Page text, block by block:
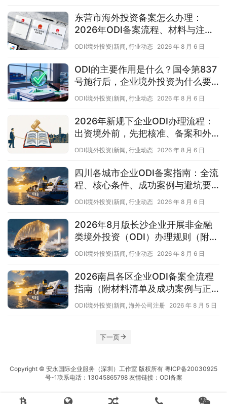
东营市海外投资备案怎么办理：
2026年ODI备案流程、材料与注意
事项（附材料清单及成功案例与正
ODI(境外投资)新闻, 行业动态 2026 年 8 月 6 日
ODI的主要作用是什么？国令第837
号施行后，企业境外投资为什么要
先办手续（附材料清单及成功案例
ODI(境外投资)新闻, 行业动态 2026 年 8 月 6 日
2026年新规下企业ODI办理流程：
出资境外前，先把核准、备案和外
汇登记办清楚（附材料清单及成功
ODI(境外投资)新闻, 行业动态 2026 年 8 月 6 日
四川各城市企业ODI备案指南：全流
程、核心条件、成功案例与避坑要
点（附正规靠谱代办中介推荐）
ODI(境外投资)新闻, 行业动态 2026 年 8 月 6 日
2026年8月版长沙企业开展非金融
类境外投资（ODI）办理规则（附材
料清单及成功案例与正规靠谱代办
ODI(境外投资)新闻, 行业动态 2026 年 8 月 6 日
2026南昌各区企业ODI备案全流程
指南（附材料清单及成功案例与正
规靠谱代办中介推荐）
ODI(境外投资)新闻, 海外公司注册 2026 年 8 月 5 日
下一页
Copyright © 安永国际企业服务（深圳）工作室 版权所有 粤ICP备20030925
号-1联系电话：13045865798 友情链接： ODI备案